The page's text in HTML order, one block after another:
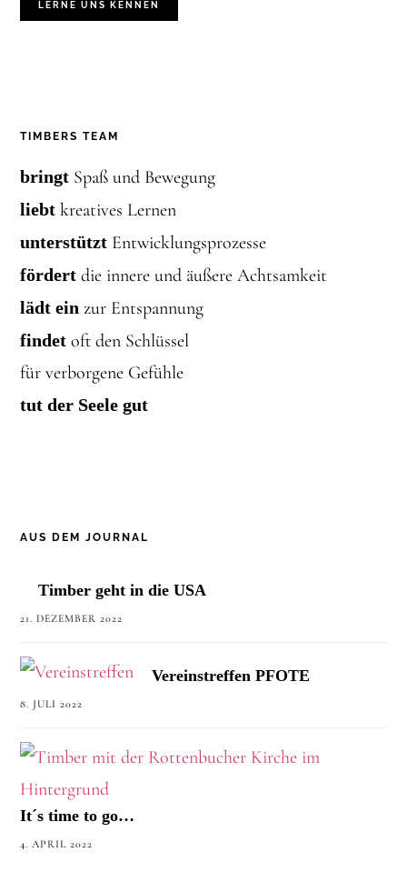
LERNE UNS KENNEN
TIMBERS TEAM
bringt Spaß und Bewegung
liebt kreatives Lernen
unterstützt Entwicklungsprozesse
fördert die innere und äußere Achtsamkeit
lädt ein zur Entspannung
findet oft den Schlüssel
für verborgene Gefühle
tut der Seele gut
AUS DEM JOURNAL
Timber geht in die USA
21. DEZEMBER 2022
Vereinstreffen PFOTE
8. JULI 2022
It´s time to go…
4. APRIL 2022